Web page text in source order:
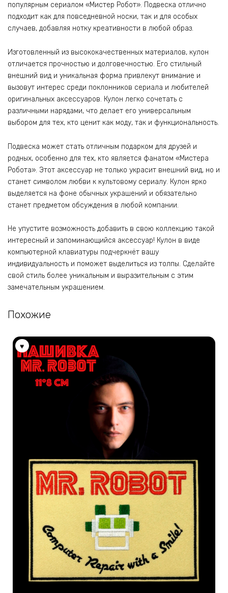
популярным сериалом «Мистер Робот». Подвеска отлично
подходит как для повседневной носки, так и для особых
случаев, добавляя нотку креативности в любой образ.
Изготовленный из высококачественных материалов, кулон
отличается прочностью и долговечностью. Его стильный
внешний вид и уникальная форма привлекут внимание и
вызовут интерес среди поклонников сериала и любителей
оригинальных аксессуаров. Кулон легко сочетать с
различными нарядами, что делает его универсальным
выбором для тех, кто ценит как моду, так и функциональность.
Подвеска может стать отличным подарком для друзей и
родных, особенно для тех, кто является фанатом «Мистера
Робота». Этот аксессуар не только украсит внешний вид, но и
станет символом любви к культовому сериалу. Кулон ярко
выделяется на фоне обычных украшений и обязательно
станет предметом обсуждения в любой компании.
Не упустите возможность добавить в свою коллекцию такой
интересный и запоминающийся аксессуар! Кулон в виде
компьютерной клавиатуры подчеркнёт вашу
индивидуальность и поможет выделиться из толпы. Сделайте
свой стиль более уникальным и выразительным с этим
замечательным украшением.
Похожие